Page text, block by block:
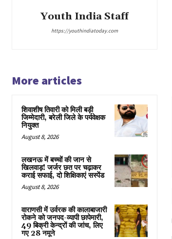
Youth India Staff
https://youthindiatoday.com
More articles
शिवाशीष तिवारी को मिली बड़ी
जिम्मेदारी, बरेली जिले के पर्यवेक्षक
नियुक्त
August 8, 2026
लखनऊ में बच्चों की जान से
खिलवाड़! जर्जर छत पर चढ़ाकर
कराई सफाई, दो शिक्षिकाएं सस्पेंड
August 8, 2026
वाराणसी में उर्वरक की कालाबाजारी
रोकने को जनपद-व्यापी छापेमारी,
49 बिक्री केन्द्रों की जांच, लिए
गए 28 नमूने